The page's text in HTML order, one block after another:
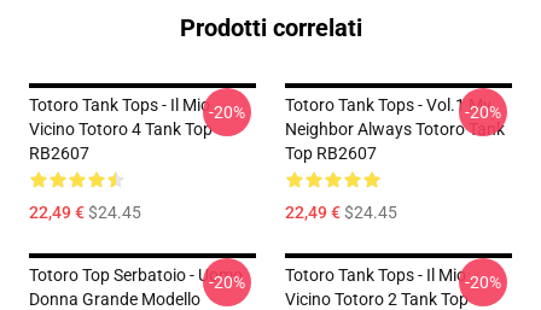
Prodotti correlati
Totoro Tank Tops - Il Mio
Vicino Totoro 4 Tank Top
RB2607
22,49 €$24.45
-20%
Totoro Tank Tops - Vol.1 My
Neighbor Always Totoro Tank
Top RB2607
22,49 €$24.45
-20%
Totoro Top Serbatoio - Uomo
Donna Grande Modello
-20%
Totoro Tank Tops - Il Mio
Vicino Totoro 2 Tank Top
-20%